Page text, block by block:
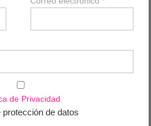
de Privacidad
de datos